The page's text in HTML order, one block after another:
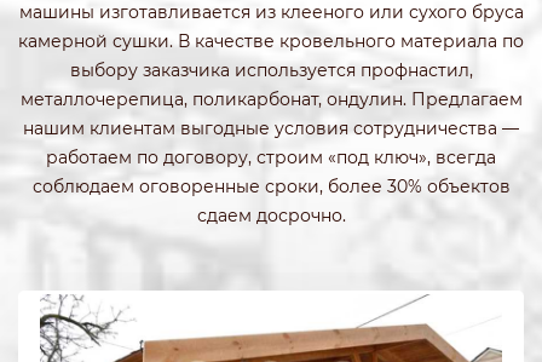
машины изготавливается из клееного или сухого бруса
камерной сушки. В качестве кровельного материала по
выбору заказчика используется профнастил,
металлочерепица, поликарбонат, ондулин. Предлагаем
нашим клиентам выгодные условия сотрудничества —
работаем по договору, строим «под ключ», всегда
соблюдаем оговоренные сроки, более 30% объектов
сдаем досрочно.